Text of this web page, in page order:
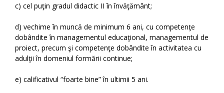
c) cel puţin gradul didactic II în învăţământ;
d) vechime în muncă de minimum 6 ani, cu competenţe
dobândite în managementul educaţional, managementul de
proiect, precum şi competenţe dobândite în activitatea cu
adulţii în domeniul formării continue;
e) calificativul “foarte bine” în ultimii 5 ani.